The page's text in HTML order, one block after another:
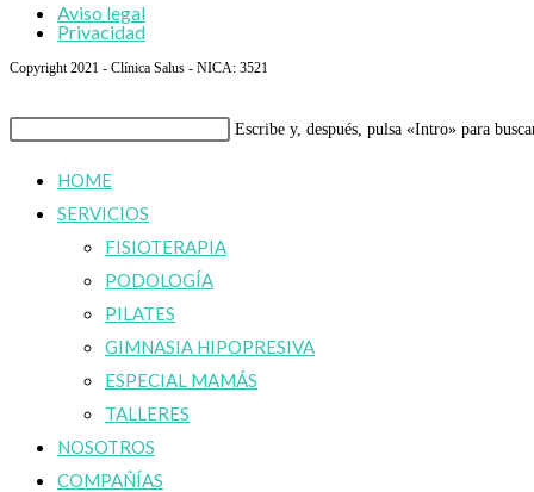
Aviso legal
Privacidad
Copyright 2021 - Clínica Salus - NICA: 3521
Buscar
Escribe y, después, pulsa «Intro» para
HOME
SERVICIOS
FISIOTERAPIA
PODOLOGÍA
PILATES
GIMNASIA HIPOPRESIVA
ESPECIAL MAMÁS
TALLERES
NOSOTROS
COMPAÑÍAS